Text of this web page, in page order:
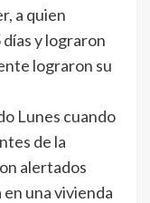
a quien
y lograron
lograron su
Lunes cuando
de la
alertados
una vivienda